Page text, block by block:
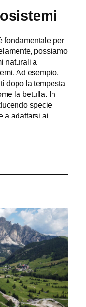
fondamentale per
possiamo
naturali a
Ad esempio,
dopo la tempesta
la betulla. In
specie
a adattarsi ai